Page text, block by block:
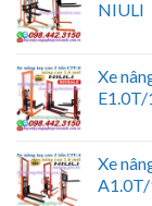
NIULI
Xe
Xe